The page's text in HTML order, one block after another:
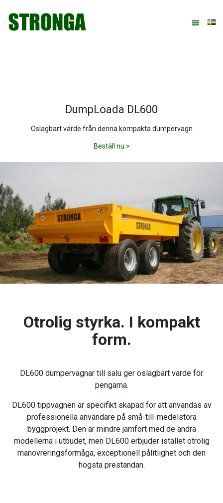
huvudnavigering
huvudinnehåll
sidfot
DumpLoada DL600
Oslagbart värde från denna kompakta dumpervagn
Beställ nu >
Otrolig styrka. I kompakt
form.
DL600 dumpervagnar till salu ger oslagbart värde för
pengarna.
DL600 tippvagnen är specifikt skapad för att användas av
professionella användare på små-till-medelstora
byggprojekt. Den är mindre jämfört med de andra
modellerna i utbudet, men DL600 erbjuder istället otrolig
manövreringsförmåga, exceptionell pålitlighet och den
högsta prestandan.